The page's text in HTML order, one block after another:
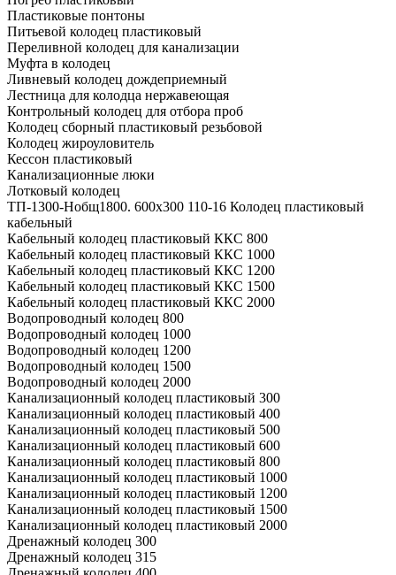
Пластиковые понтоны
Питьевой колодец пластиковый
Переливной колодец для канализации
Муфта в колодец
Ливневый колодец дождеприемный
Лестница для колодца нержавеющая
Контрольный колодец для отбора проб
Колодец сборный пластиковый резьбовой
Колодец жироуловитель
Кессон пластиковый
Канализационные люки
Лотковый колодец
ТП-1300-Hобщ1800. 600х300 110-16 Колодец пластиковый
кабельный
Кабельный колодец пластиковый ККС 800
Кабельный колодец пластиковый ККС 1000
Кабельный колодец пластиковый ККС 1200
Кабельный колодец пластиковый ККС 1500
Кабельный колодец пластиковый ККС 2000
Водопроводный колодец 800
Водопроводный колодец 1000
Водопроводный колодец 1200
Водопроводный колодец 1500
Водопроводный колодец 2000
Канализационный колодец пластиковый 300
Канализационный колодец пластиковый 400
Канализационный колодец пластиковый 500
Канализационный колодец пластиковый 600
Канализационный колодец пластиковый 800
Канализационный колодец пластиковый 1000
Канализационный колодец пластиковый 1200
Канализационный колодец пластиковый 1500
Канализационный колодец пластиковый 2000
Дренажный колодец 300
Дренажный колодец 315